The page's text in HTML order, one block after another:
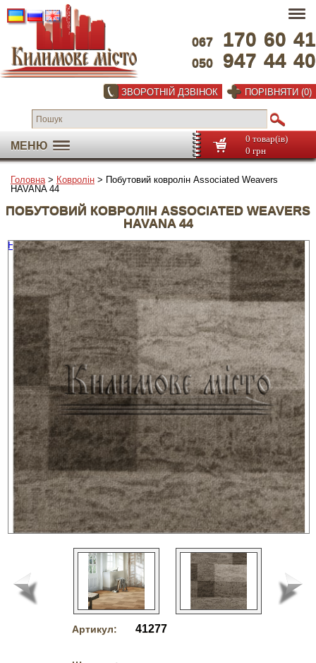
067 170 60 41
050 947 44 40
ЗВОРОТНІЙ ДЗВІНОК ПОРІВНЯТИ (0)
МЕНЮ
0 товар(ів)
0 грн
Головна> Ковролін > Побутовий ковролін Associated Weavers
HAVANA 44
ПОБУТОВИЙ КОВРОЛІН ASSOCIATED WEAVERS
HAVANA 44
На весь екран
Артикул: 41277